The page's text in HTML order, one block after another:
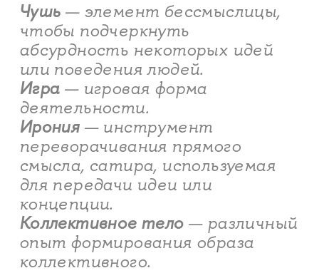
Чушь — элемент бессмыслицы,
чтобы подчеркнуть
абсурдность некоторых идей
или поведения людей.
Игра— игровая форма
деятельности.
Ирония— инструмент
переворачивания прямого
смысла, сатира, используемая
для передачи идеи или
концепции.
Коллективное тело— различный
опыт формирования образа
коллективного.